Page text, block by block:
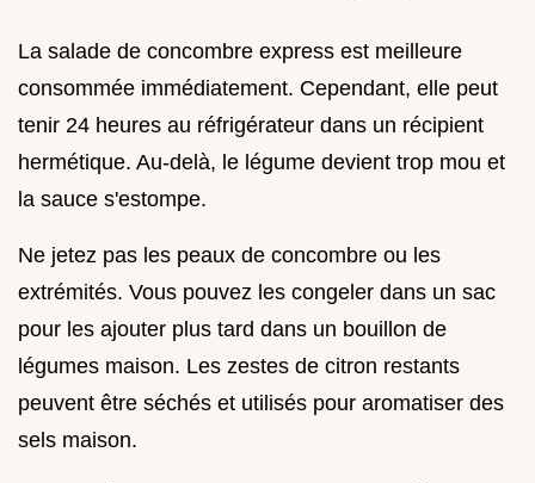
La salade de concombre express est meilleure
consommée immédiatement. Cependant, elle peut
tenir 24 heures au réfrigérateur dans un récipient
hermétique. Au-delà, le légume devient trop mou et
la sauce s'estompe.
Ne jetez pas les peaux de concombre ou les
extrémités. Vous pouvez les congeler dans un sac
pour les ajouter plus tard dans un bouillon de
légumes maison. Les zestes de citron restants
peuvent être séchés et utilisés pour aromatiser des
sels maison.